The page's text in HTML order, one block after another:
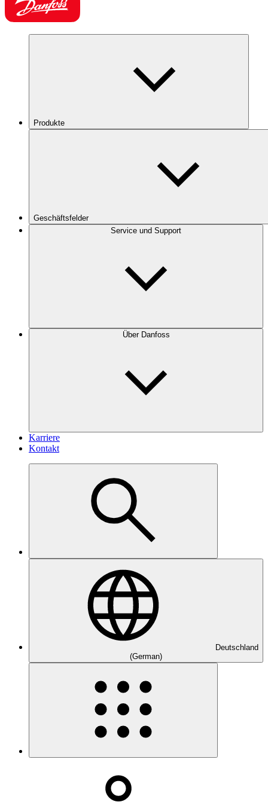
Produkte
Geschäftsfelder
Service und Support
Über Danfoss
Karriere
Kontakt
Deutschland
(German)